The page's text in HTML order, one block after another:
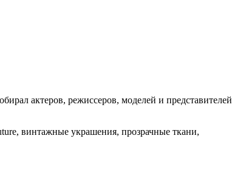
актеров, режиссеров, моделей и представителей
винтажные украшения, прозрачные ткани,